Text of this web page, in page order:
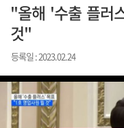
"올해 '수출 플러
것"
등록일 : 2023.02.24